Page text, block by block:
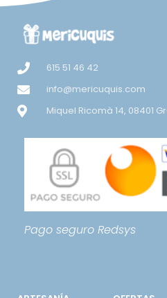
615 51 46 42
info@mericuquis.com
Miquel Ricomà 14, 08401
Pago seguro Redsys